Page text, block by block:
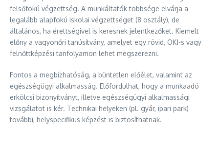
felsőfokú végzettség. A munkáltatók többsége elvárja a
legalább alapfokú iskolai végzettséget (8 osztály), de
általános, ha érettségivel is keresnek jelentkezőket. Kiemelt
előny a vagyonőri tanúsítvány, amelyet egy rövid, OKJ-s vagy
felnőttképzési tanfolyamon lehet megszerezni.
Fontos a megbízhatóság, a büntetlen előélet, valamint az
egészségügyi alkalmasság. Előfordulhat, hogy a munkaadó
erkölcsi bizonyítványt, illetve egészségügyi alkalmassági
vizsgálatot is kér. Technikai helyeken (pl. gyár, ipari park)
további, helyspecifikus képzést is biztosíthatnak.